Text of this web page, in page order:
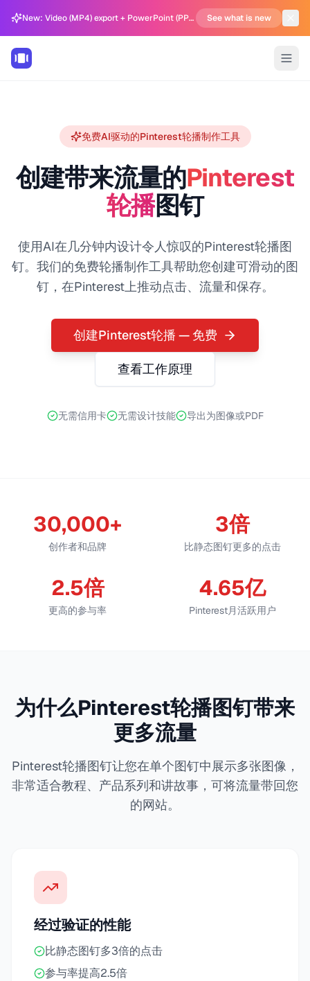
New: Video (MP4) export + PowerPoint (PPTX) support in Carousel Generator See what is new
免费AI驱动的Pinterest轮播制作工具
创建带来流量的Pinterest
轮播图钉
使用AI在几分钟内设计令人惊叹的Pinterest轮播图
钉。我们的免费轮播制作工具帮助您创建可滑动的图
钉，在Pinterest上推动点击、流量和保存。
创建Pinterest轮播 — 免费
查看工作原理
无需信用卡 无需设计技能 导出为图像或PDF
30,000+
创作者和品牌
3倍
比静态图钉更多的点击
2.5倍
更高的参与率
4.65亿
Pinterest月活跃用户
为什么Pinterest轮播图钉带来
更多流量
Pinterest轮播图钉让您在单个图钉中展示多张图像，
非常适合教程、产品系列和讲故事，可将流量带回您
的网站。
经过验证的性能
比静态图钉多3倍的点击
参与率提高2.5倍